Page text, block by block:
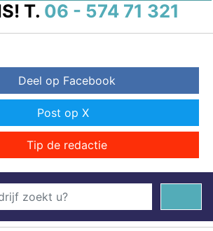
T. 06 - 574 71 321
Deel op Facebook
Post op X
Tip de redactie